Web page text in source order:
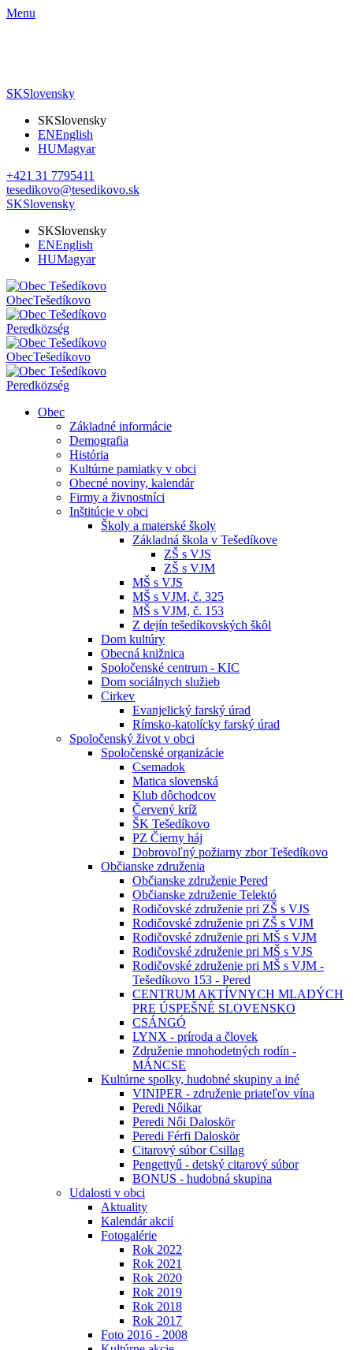
Menu
SKSlovensky
SKSlovensky
ENEnglish
HUMagyar
+421 31 7795411
tesedikovo@tesedikovo.sk
SKSlovensky
SKSlovensky
ENEnglish
HUMagyar
ObecTešedíkovo
Peredközség
ObecTešedíkovo
Peredközség
Obec
Základné informácie
Demografia
História
Kultúrne pamiatky v obci
Obecné noviny, kalendár
Firmy a živnostníci
Inštitúcie v obci
Školy a materské školy
Základná škola v Tešedíkove
ZŠ s VJS
ZŠ s VJM
MŠ s VJS
MŠ s VJM, č. 325
MŠ s VJM, č. 153
Z dejín tešedíkovských škôl
Dom kultúry
Obecná knižnica
Spoločenské centrum - KIC
Dom sociálnych služieb
Cirkev
Evanjelický farský úrad
Rímsko-katolícky farský úrad
Spoločenský život v obci
Spoločenské organizácie
Csemadok
Matica slovenská
Klub dôchodcov
Červený kríž
ŠK Tešedíkovo
PZ Čierny háj
Dobrovoľný požiarny zbor Tešedíkovo
Občianske združenia
Občianske združenie Pered
Občianske združenie Telektó
Rodičovské združenie pri ZŠ s VJS
Rodičovské združenie pri ZŠ s VJM
Rodičovské združenie pri MŠ s VJM
Rodičovské združenie pri MŠ s VJS
Rodičovské združenie pri MŠ s VJM -
Tešedíkovo 153 - Pered
CENTRUM AKTÍVNYCH MLADÝCH
PRE ÚSPEŠNÉ SLOVENSKO
CSÁNGÓ
LYNX - príroda a človek
Združenie mnohodetných rodín -
MÁNCSE
Kultúrne spolky, hudobné skupiny a iné
VINIPER - združenie priateľov vína
Peredi Nőikar
Peredi Női Daloskör
Peredi Férfi Daloskör
Citarový súbor Csillag
Pengettyű - detský citarový súbor
BONUS - hudobná skupina
Udalosti v obci
Aktuality
Kalendár akcií
Fotogalérie
Rok 2022
Rok 2021
Rok 2020
Rok 2019
Rok 2018
Rok 2017
Foto 2016 - 2008